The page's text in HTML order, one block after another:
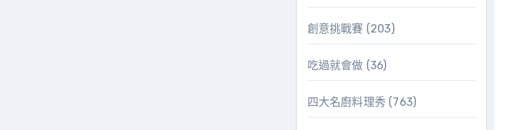
創意挑戰賽 (203)
吃過就會做 (36)
四大名廚料理秀(763)